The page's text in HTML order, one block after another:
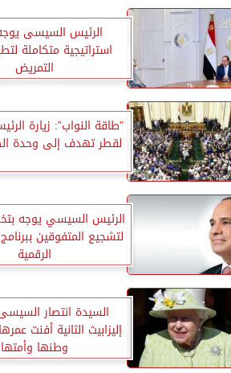
الرئيس السيسى
استراتيجية متكاملة
التمريض
”طاقة النواب”: زيارة
لقطر تهدف إلى وحدة
الرئيس السيسي يوجه
لتشجيع المتفوقين
الرقمية
السيدة انتصار
إليزابيث الثانية أفنت
وطنها وأمتها